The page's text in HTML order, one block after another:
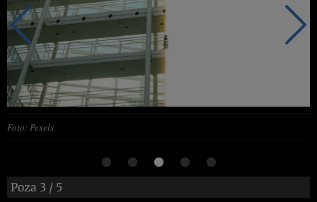
Foto: Pexels
Poza 3 / 5